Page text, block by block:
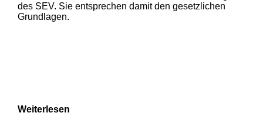
des SEV. Sie entsprechen damit den gesetzlichen
Grundlagen.
Weiterlesen